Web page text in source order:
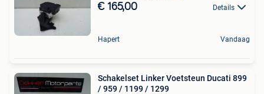
€ 165,00 Details
Hapert Vandaag
Schakelset Linker Voetsteun Ducati 899
/ 959 / 1199 / 1299